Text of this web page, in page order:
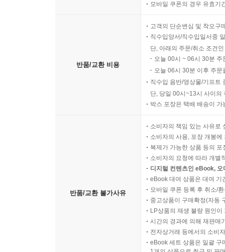
모바일 쿠폰의 경우 유효기
반품/교환 비용
고객의 단순변심 및 착오구
직수입양서/직수입일서중
단, 아래의 주문/취소 조건
오늘 00시 ~ 06시 30분
오늘 06시 30분 이후 주
직수입 음반/영상물/기프트
단, 당일 00시~13시 사이의
박스 포장은 택배 배송이
반품/교환 불가사유
소비자의 책임 있는 사유로
소비자의 사용, 포장 개봉
복제가 가능한 상품 등의
소비자의 요청에 따라 개별
디지털 컨텐츠인 eBook,
eBook 대여 상품은 대여 기
모바일 쿠폰 등록 후 취소/
중고상품이 구매확정(자동
LP상품의 재생 불량 원인
시간의 경과에 의해 재판매
전자상거래 등에서의 소비
eBook 세트 상품은 일괄 구